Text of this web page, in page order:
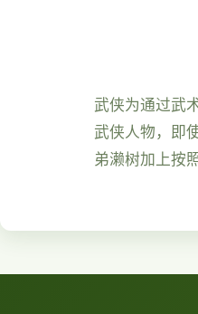
武侠为通过武
武侠人物，即
弟濑树加上按